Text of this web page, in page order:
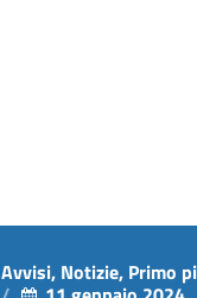
Avvisi, Notizie, Primo